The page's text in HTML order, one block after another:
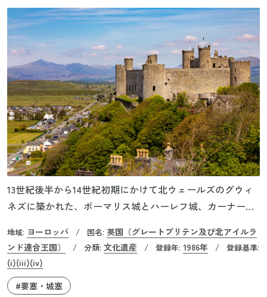
13世紀後半から14世紀初期にかけて北ウェールズのグウィ
ネズに築かれた、ボーマリス城とハーレフ城、カーナーヴ
が世界遺産に登録されています。この一帯は、かつてグウ
ィネズ王国が置かれた場所でした。イングランド王のエド
ワード１世は1277年と1282～1284年にかけてウェールズに
侵攻すると、最後まで激しく抵抗したこの地に抵抗を抑え
地域: ヨーロッパ / 国名: 英国（グレートブリテン及び北アイルラ
ンド連合王国）
/ 分類: 文化遺産 / 登録年: 1986年 / 登録基準:
(i)(iii)(iv)
#要塞・城塞